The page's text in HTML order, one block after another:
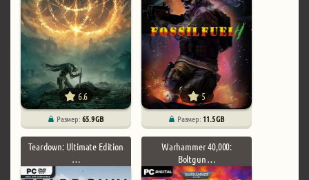
6.6
Размер:65.9 GB
5
Размер: 11.5 GB
Teardown: Ultimate Edition
…
Warhammer 40,000:
Boltgun …